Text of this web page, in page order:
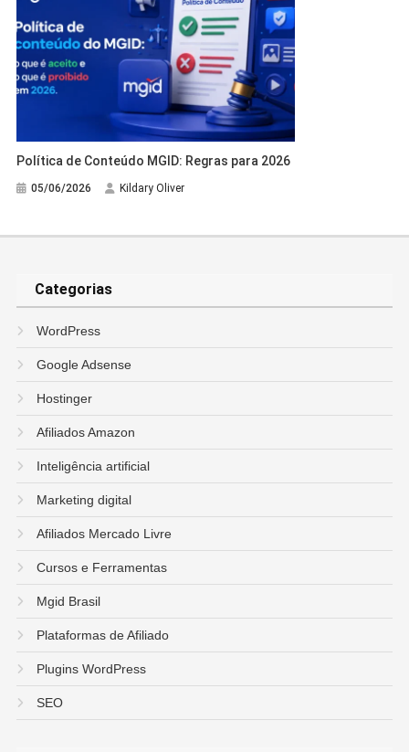
Política de Conteúdo MGID: Regras para 2026
05/06/2026 Kildary Oliver
Categorias
WordPress
Google Adsense
Hostinger
Afiliados Amazon
Inteligência artificial
Marketing digital
Afiliados Mercado Livre
Cursos e Ferramentas
Mgid Brasil
Plataformas de Afiliado
Plugins WordPress
SEO